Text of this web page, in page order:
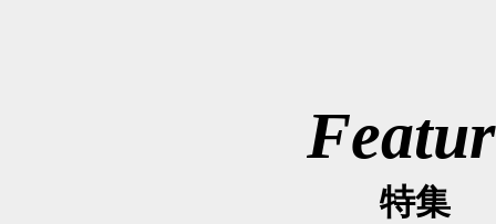
特集